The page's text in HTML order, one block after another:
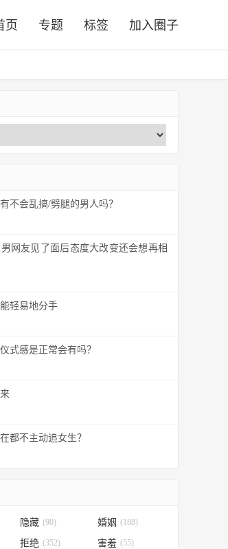
页 专题 标签 加入圈子
不会乱搞/劈腿的男人吗？
网友见了面后态度大改变还会想再相
轻易地分手
式感是正常会有吗？
都不主动追女生？
隐藏 (90) 婚姻 (188)
拒绝 (352) 害羞 (55)